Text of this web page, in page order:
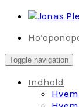
Skip
content
Toggle navigation
Indhold